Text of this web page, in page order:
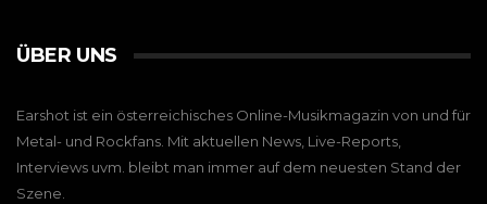
ÜBER UNS
Earshot ist ein österreichisches Online-Musikmagazin von und für
Metal- und Rockfans. Mit aktuellen News, Live-Reports,
Interviews uvm. bleibt man immer auf dem neuesten Stand der
Szene.